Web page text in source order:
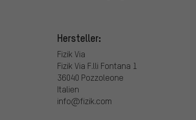
Hersteller:
Fizik Via
Fizik Via F.lli Fontana 1
36040 Pozzoleone
Italien
info@fizik.com